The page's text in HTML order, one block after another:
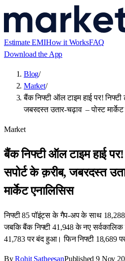
Estimate EMIHow it WorksFAQ
Download the App
Blog/
Market/
बैंक निफ्टी ऑल टाइम हाई पर!
जबरदस्त उतार-चढ़ाव – पोस्ट
Market
बैंक निफ्टी ऑल टाइम हाई
सपोर्ट के क़रीब, जबरदस्त
मार्केट एनालिसिस
निफ्टी 85 पॉइंट्स के गैप-अप के साथ
जबकि बैंक निफ्टी 41,948 के नए
41,783 पर बंद हुआ। फिन निफ्टी 18,689
By Rohit SatheesanPublished9 Nov